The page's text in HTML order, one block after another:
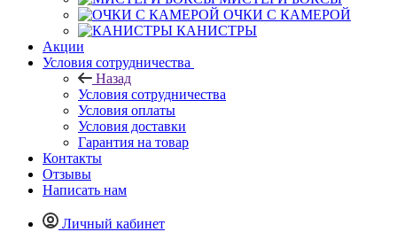
ОЧКИ С КАМЕРОЙ
КАНИСТРЫ
Акции
Условия сотрудничества
Назад
Условия сотрудничества
Условия оплаты
Условия доставки
Гарантия на товар
Контакты
Отзывы
Написать нам
Личный кабинет